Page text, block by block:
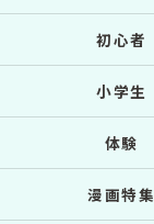
初心者
小学生
体験
漫画特集